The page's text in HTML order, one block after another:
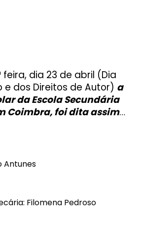
feira, dia 23 de abril (Dia
e dos Direitos de Autor) a
da Escola Secundária
Coimbra, foi dita assim…
Antunes
Filomena Pedroso